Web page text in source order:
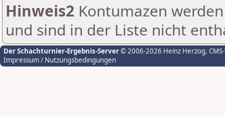
Hinweis2 Kontumazen
und sind in der Liste nicht
Der Schachturnier-Ergebnis-Server© 2006-2026 Heinz Herzog,
Impressum / Nutzungsbedingungen